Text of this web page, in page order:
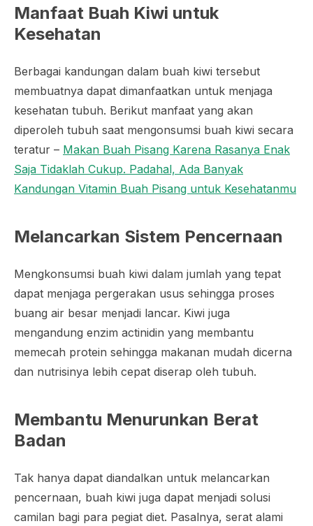
Manfaat Buah Kiwi untuk
Kesehatan
Berbagai kandungan dalam buah kiwi tersebut
membuatnya dapat dimanfaatkan untuk menjaga
kesehatan tubuh. Berikut manfaat yang akan
diperoleh tubuh saat mengonsumsi buah kiwi secara
teratur – Makan Buah Pisang Karena Rasanya Enak
Saja Tidaklah Cukup. Padahal, Ada Banyak
Kandungan Vitamin Buah Pisang untuk Kesehatanmu
Melancarkan Sistem Pencernaan
Mengkonsumsi buah kiwi dalam jumlah yang tepat
dapat menjaga pergerakan usus sehingga proses
buang air besar menjadi lancar. Kiwi juga
mengandung enzim actinidin yang membantu
memecah protein sehingga makanan mudah dicerna
dan nutrisinya lebih cepat diserap oleh tubuh.
Membantu Menurunkan Berat
Badan
Tak hanya dapat diandalkan untuk melancarkan
pencernaan, buah kiwi juga dapat menjadi solusi
camilan bagi para pegiat diet. Pasalnya, serat alami